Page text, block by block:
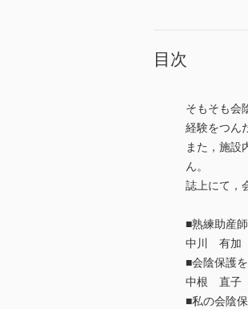
目次
そもそも会
経験をつん
また，施設
ん。
誌上にて，
■熟練助産
中川 有加
■会陰保護
中根 直子
■私の会陰